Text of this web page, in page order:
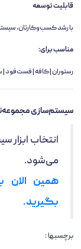
قابلیت توسعه
با رشد کسب‌وکارتان،
مناسب برای:
رستوران | کافه | فست‌فود
سیستم‌سازی
انتخاب
می‌شود.
همین الان
بگیرید.
برچسبها :